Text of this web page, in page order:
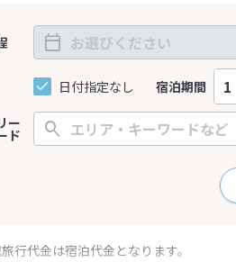
日付指定なし 宿泊期間
ー
ド
行代金は宿泊代金となります。